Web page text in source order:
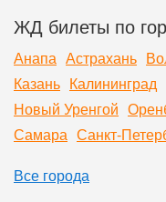
ЖД билеты по
Анапа Астрахань
Казань Калининград
Новый Уренгой
Самара Санкт-
Все города